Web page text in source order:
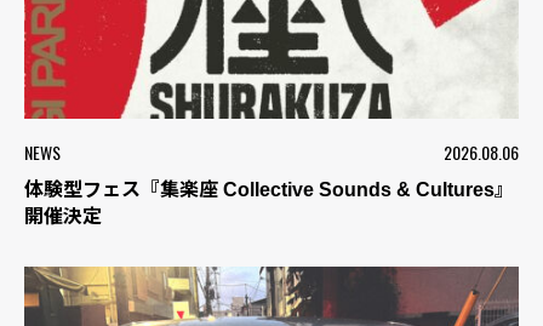
NEWS 2026.08.06
体験型フェス『集楽座 Collective Sounds & Cultures』
開催決定